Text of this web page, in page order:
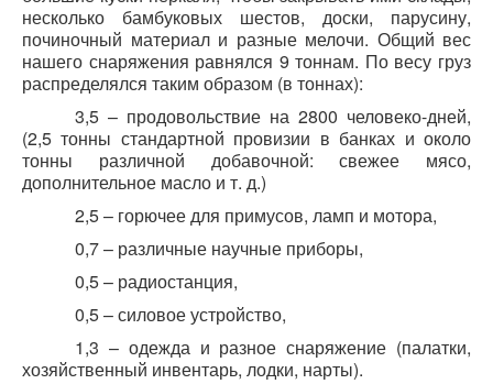
несколько бамбуковых шестов, доски, парусину,
починочный материал и разные мелочи. Общий вес
нашего снаряжения равнялся 9 тоннам. По весу груз
распределялся таким образом (в тоннах):
3,5 – продовольствие на 2800 человеко-дней,
(2,5 тонны стандартной провизии в банках и около
тонны различной добавочной: свежее мясо,
дополнительное масло и т. д.)
2,5 – горючее для примусов, ламп и мотора,
0,7 – различные научные приборы,
0,5 – радиостанция,
0,5 – силовое устройство,
1,3 – одежда и разное снаряжение (палатки,
хозяйственный инвентарь, лодки, нарты).